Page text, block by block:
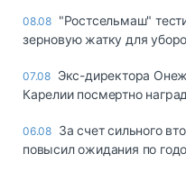
08.08 "Ростсельмаш"
зерновую жатку для
07.08 Экс-директора
Карелии посмертно
06.08 За счет сильного
повысил ожидания по